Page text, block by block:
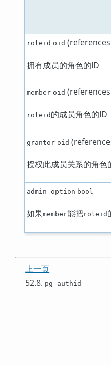
roleid oid (references
拥有成员的角色的ID
member oid (references
roleid 的成员角色的ID
grantor oid
授权此成员关系的角色
admin_option bool
如果member能把roleid
上一页
52.8. pg_authid